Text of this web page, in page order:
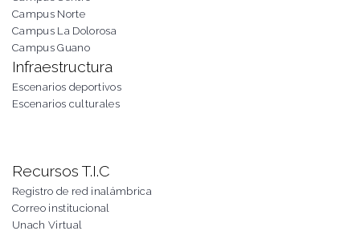
Campus Norte
Campus La Dolorosa
Campus Guano
Infraestructura
Escenarios deportivos
Escenarios culturales
Recursos T.I.C
Registro de red inalámbrica
Correo institucional
Unach Virtual